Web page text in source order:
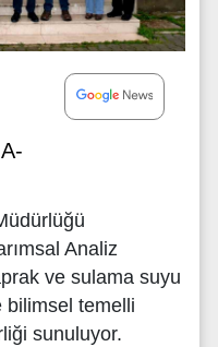
A-
Analiz
ve sulama suyu
bilimsel temelli
sunuluyor.